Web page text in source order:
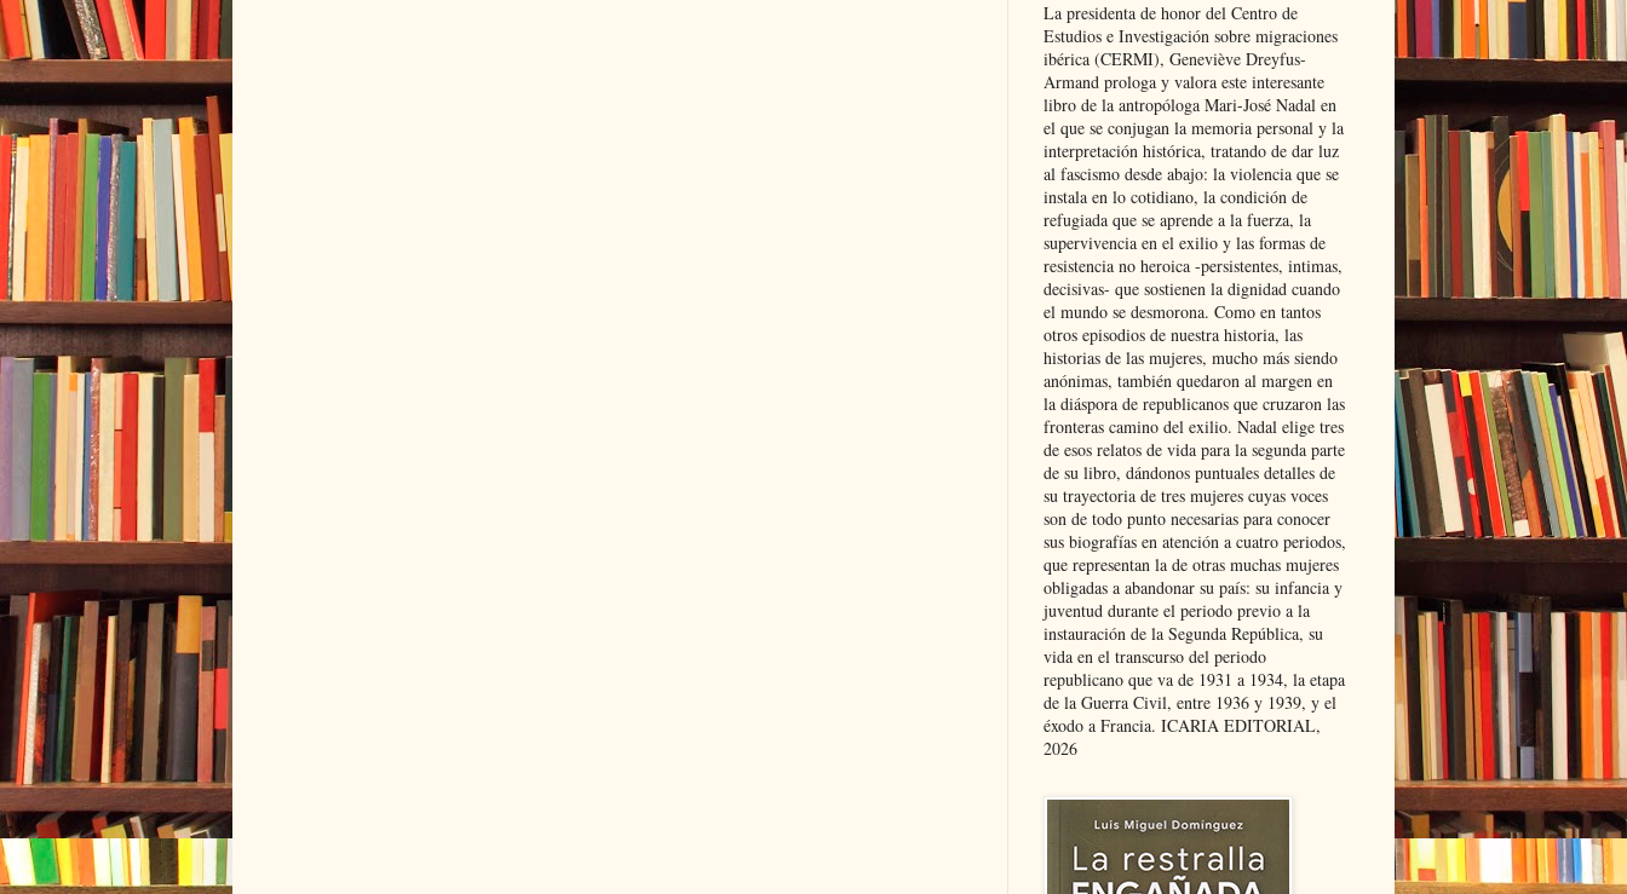
La presidenta de honor del Centro de
Estudios e Investigación sobre migraciones
ibérica (CERMI), Geneviève Dreyfus-
Armand prologa y valora este interesante
libro de la antropóloga Mari-José Nadal en
el que se conjugan la memoria personal y la
interpretación histórica, tratando de dar luz
al fascismo desde abajo: la violencia que se
instala en lo cotidiano, la condición de
refugiada que se aprende a la fuerza, la
supervivencia en el exilio y las formas de
resistencia no heroica -persistentes, intimas,
decisivas- que sostienen la dignidad cuando
el mundo se desmorona. Como en tantos
otros episodios de nuestra historia, las
historias de las mujeres, mucho más siendo
anónimas, también quedaron al margen en
la diáspora de republicanos que cruzaron las
fronteras camino del exilio. Nadal elige tres
de esos relatos de vida para la segunda parte
de su libro, dándonos puntuales detalles de
su trayectoria de tres mujeres cuyas voces
son de todo punto necesarias para conocer
sus biografías en atención a cuatro periodos,
que representan la de otras muchas mujeres
obligadas a abandonar su país: su infancia y
juventud durante el periodo previo a la
instauración de la Segunda República, su
vida en el transcurso del periodo
republicano que va de 1931 a 1934, la etapa
de la Guerra Civil, entre 1936 y 1939, y el
éxodo a Francia. ICARIA EDITORIAL,
2026